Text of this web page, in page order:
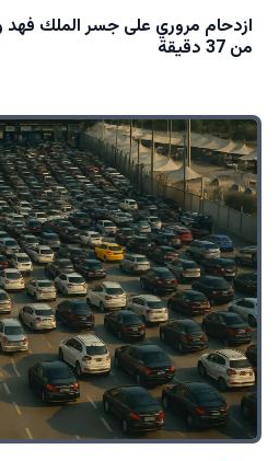
ازدحام مروري على جسر الملك فهد
من 37 دقيقة